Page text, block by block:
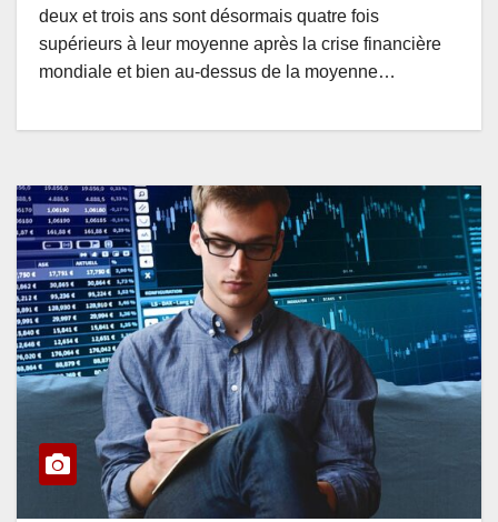
deux et trois ans sont désormais quatre fois
supérieurs à leur moyenne après la crise financière
mondiale et bien au-dessus de la moyenne…